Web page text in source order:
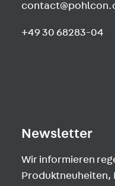
+49 30 68283-04
Newsletter
Wir informieren
Produktneuheiten,